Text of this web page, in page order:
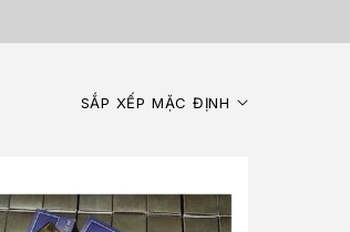
SẮP XẾP MẶC ĐỊNH